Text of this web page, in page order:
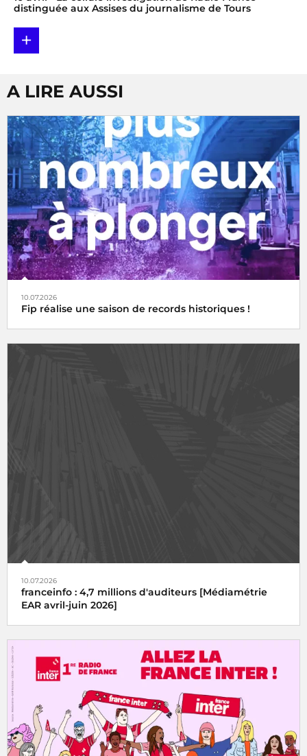
distinguée aux Assises du journalisme de Tours
+
A LIRE AUSSI
10.07.2026
Fip réalise une saison de records historiques !
10.07.2026
franceinfo : 4,7 millions d'auditeurs [Médiamétrie
EAR avril-juin 2026]